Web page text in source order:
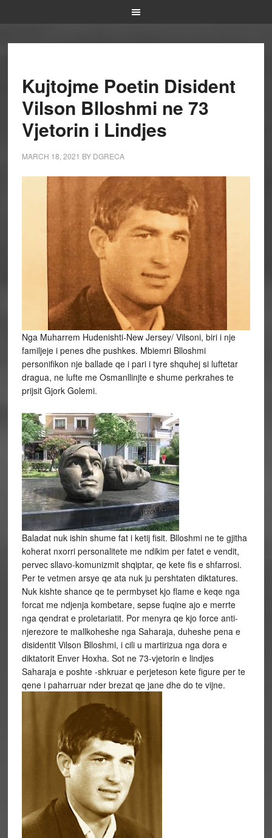
Kujtojme Poetin Disident
Vilson Blloshmi ne 73
Vjetorin i Lindjes
MARCH 18, 2021 BY DGRECA
Nga Muharrem Hudenishti-New Jersey/ Vilsoni, biri i nje
familjeje i penes dhe pushkes. Mbiemri Blloshmi
personifikon nje ballade qe i pari i tyre shquhej si luftetar
dragua, ne lufte me Osmanllinjte e shume perkrahes te
prijsit Gjork Golemi.
Baladat nuk ishin shume fat i ketij fisit. Blloshmi ne te gjitha
koherat nxorri personalitete me ndikim per fatet e vendit,
pervec sllavo-komunizmit shqiptar, qe kete fis e shfarrosi.
Per te vetmen arsye qe ata nuk ju pershtaten diktatures.
Nuk kishte shance qe te permbyset kjo flame e keqe nga
forcat me ndjenja kombetare, sepse fuqine ajo e merrte
nga qendrat e proletariatit. Por menyra qe kjo force anti-
njerezore te mallkoheshe nga Saharaja, duheshe pena e
disidentit Vilson Blloshmi, i cili u martirizua nga dora e
diktatorit Enver Hoxha. Sot ne 73-vjetorin e lindjes
Saharaja e poshte -shkruar e perjeteson kete figure per te
qene i paharruar nder brezat qe jane dhe do te vijne.